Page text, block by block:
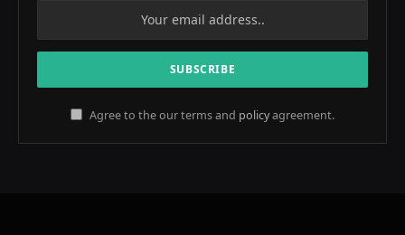
Agree to the our terms and policyagreement.